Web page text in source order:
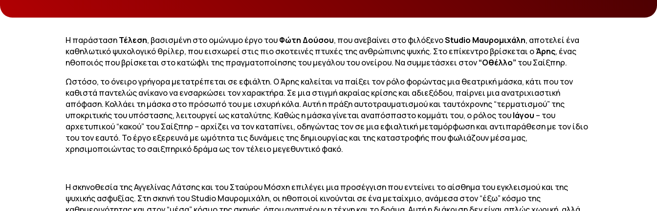
Η παράστασηΤέλεση, βασισμένη στο ομώνυμο έργο τουΦώτη Δούσου, που ανεβαίνει στο φιλόξενοStudio Μαυρομιχάλη, αποτελεί ένα
καθηλωτικό ψυχολογικό θρίλερ, που εισχωρεί στις πιο σκοτεινές πτυχές της ανθρώπινης ψυχής. Στο επίκεντρο βρίσκεται οΆρης, ένας
ηθοποιός που βρίσκεται στο κατώφλι της πραγματοποίησης του μεγάλου του ονείρου. Να συμμετάσχει στον“Οθέλλο” του Σαίξπηρ.
Ωστόσο, το όνειρο γρήγορα μετατρέπεται σε εφιάλτη. Ο Άρης καλείται να παίξει τον ρόλο φορώντας μια θεατρική μάσκα, κάτι που τον
καθιστά παντελώς ανίκανο να ενσαρκώσει τον χαρακτήρα. Σε μια στιγμή ακραίας κρίσης και αδιεξόδου, παίρνει μια ανατριχιαστική
απόφαση. Κολλάει τη μάσκα στο πρόσωπό του με ισχυρή κόλα. Αυτή η πράξη αυτοτραυματισμού και ταυτόχρονης “τερματισμού” της
υποκριτικής του υπόστασης, λειτουργεί ως καταλύτης. Καθώς η μάσκα γίνεται αναπόσπαστο κομμάτι του, ο ρόλος τουΙάγου – του
αρχετυπικού “κακού” του Σαίξπηρ – αρχίζει να τον καταπίνει, οδηγώντας τον σε μια εφιαλτική μεταμόρφωση και αντιπαράθεση με τον ίδιο
του τον εαυτό. Το έργο εξερευνά με ωμότητα τις δυνάμεις της δημιουργίας και της καταστροφής που φωλιάζουν μέσα μας,
χρησιμοποιώντας το σαιξπηρικό δράμα ως τον τέλειο μεγεθυντικό φακό.
Η σκηνοθεσία της Αγγελίνας Λάτσης και του Σταύρου Μόσχη επιλέγει μια προσέγγιση που εντείνει το αίσθημα του εγκλεισμού και της
ψυχικής ασφυξίας. Στη σκηνή του Studio Μαυρομιχάλη, οι ηθοποιοί κινούνται σε ένα μεταίχμιο, ανάμεσα στον “έξω” κόσμο της